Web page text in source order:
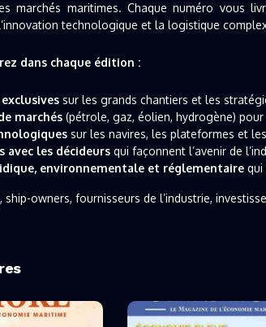
marchés maritimes. Chaque numéro vous
technologique et la logistique
dans chaque édition :
sur les grands chantiers et les
marchés (pétrole, gaz, éolien, hydrogène)
sur les navires, les plateformes et
avec les décideurs qui façonnent l’avenir de
environnementale et réglementaire qui
ship-owners, fournisseurs de l’industrie,